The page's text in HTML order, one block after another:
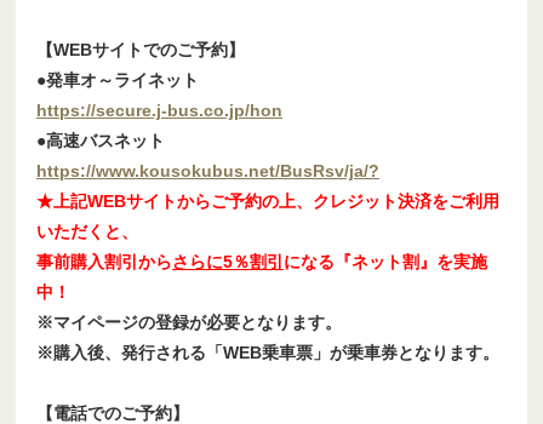
【WEBサイトでのご予約】
●発車オ～ライネット
https://secure.j-bus.co.jp/hon
●高速バスネット
https://www.kousokubus.net/BusRsv/ja/?
★上記WEBサイトからご予約の上、クレジット決済をご利用
いただくと、
事前購入割引からさらに5％割引になる『ネット割』を実施
中！
※マイページの登録が必要となります。
※購入後、発行される「WEB乗車票」が乗車券となります。
【電話でのご予約】